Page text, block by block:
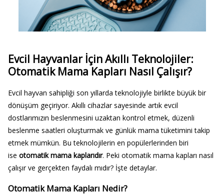
Evcil Hayvanlar İçin Akıllı Teknolojiler:
Otomatik Mama Kapları Nasıl Çalışır?
Evcil hayvan sahipliği son yıllarda teknolojiyle birlikte büyük bir
dönüşüm geçiriyor. Akıllı cihazlar sayesinde artık evcil
dostlarımızın beslenmesini uzaktan kontrol etmek, düzenli
beslenme saatleri oluşturmak ve günlük mama tüketimini takip
etmek mümkün. Bu teknolojilerin en popülerlerinden biri
ise otomatik mama kaplarıdır. Peki otomatik mama kapları nasıl
çalışır ve gerçekten faydalı mıdır? İşte detaylar.
Otomatik Mama Kapları Nedir?